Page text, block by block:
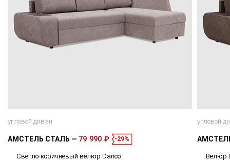
угловой диван
АМСТЕЛЬ СТАЛЬ 79 990 ₽ -29%
Светло-коричневый велюр Danco
угловой
Велюр